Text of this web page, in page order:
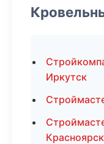
Иркутск
Красноярск